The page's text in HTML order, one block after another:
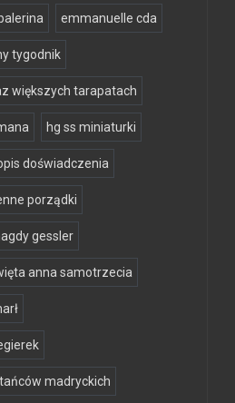
emmanuelle cda
tygodnik
większych tarapatach
hg ss miniaturki
doświadczenia
porządki
gessler
anna samotrzecia
madryckich